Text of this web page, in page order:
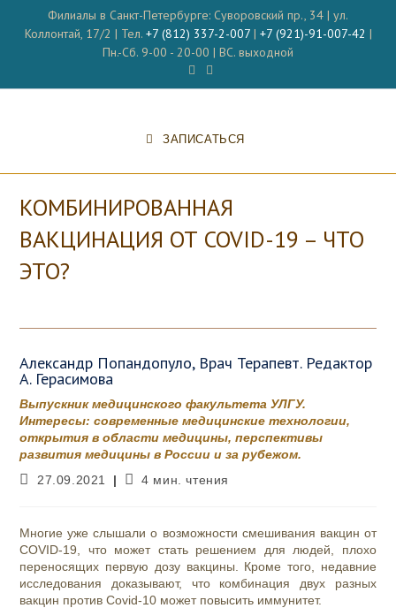
содержимому
Филиалы в Санкт-Петербурге: Суворовский пр., 34 | ул.
Коллонтай, 17/2 | Тел. +7 (812) 337-2-007| +7 (921)-91-007-42 |
Пн.-Сб. 9-00 - 20-00 | ВС. выходной
ЗАПИСАТЬСЯ
КОМБИНИРОВАННАЯ
ВАКЦИНАЦИЯ ОТ COVID-19 – ЧТО
ЭТО?
Александр Попандопуло, Врач Терапевт. Редактор
А. Герасимова
Выпускник медицинского факультета УЛГУ.
Интересы: современные медицинские технологии,
открытия в области медицины, перспективы
развития медицины в России и за рубежом.
Запись
27.09.2021
Время
4 мин. чтения
Многие уже слышали о возможности смешивания вакцин от
COVID-19, что может стать решением для людей, плохо
переносящих первую дозу вакцины. Кроме того, недавние
исследования доказывают, что комбинация двух разных
вакцин против Covid-10 может повысить иммунитет.